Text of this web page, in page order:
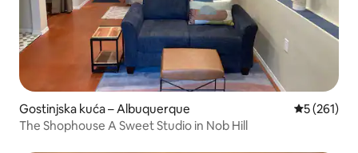
Gostinjska kuća – Albuquerque Prosječna
5 (261)
The Shophouse A Sweet Studio in Nob Hill